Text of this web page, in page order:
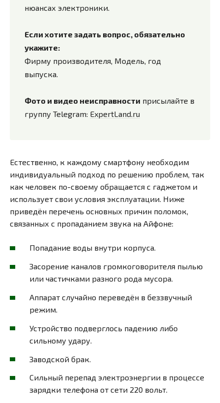
нюансах электроники.
Если хотите задать вопрос, обязательно
укажите:
Фирму производителя, Модель, год
выпуска.
Фото и видео неисправности присылайте в
группу Telegram: ExpertLand.ru
Естественно, к каждому смартфону необходим
индивидуальный подход по решению проблем, так
как человек по-своему обращается с гаджетом и
использует свои условия эксплуатации. Ниже
приведён перечень основных причин поломок,
связанных с пропаданием звука на Айфоне:
Попадание воды внутри корпуса.
Засорение каналов громкоговорителя пылью
или частичками разного рода мусора.
Аппарат случайно переведён в беззвучный
режим.
Устройство подверглось падению либо
сильному удару.
Заводской брак.
Сильный перепад электроэнергии в процессе
зарядки телефона от сети 220 вольт.